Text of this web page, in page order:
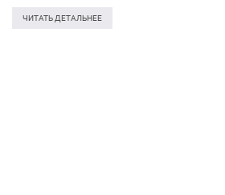
Как пояснил глава Минэнерго, украинская
ЧИТАТЬ ДЕТАЛЬНЕЕ